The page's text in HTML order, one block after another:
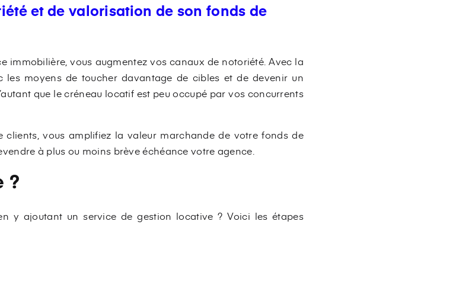
et de valorisation de son fonds de
immobilière, vous augmentez vos canaux de notoriété. Avec la
les moyens de toucher davantage de cibles et de devenir un
que le créneau locatif est peu occupé par vos concurrents
clients, vous amplifiez la valeur marchande de votre fonds de
à plus ou moins brève échéance votre agence.
?
y ajoutant un service de gestion locative ? Voici les étapes